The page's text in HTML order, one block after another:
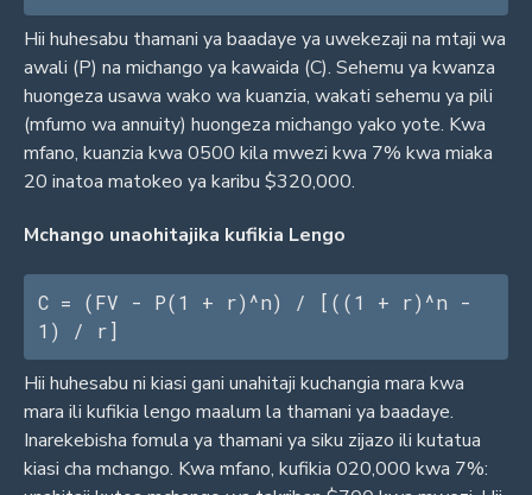
Hii huhesabu thamani ya baadaye ya uwekezaji na mtaji wa
awali (P) na michango ya kawaida (C). Sehemu ya kwanza
huongeza usawa wako wa kuanzia, wakati sehemu ya pili
(mfumo wa annuity) huongeza michango yako yote. Kwa
mfano, kuanzia kwa 0500 kila mwezi kwa 7% kwa miaka
20 inatoa matokeo ya karibu $320,000.
Mchango unaohitajika kufikia Lengo
C = (FV - P(1 + r)^n) / [((1 + r)^n -
1) / r]
Hii huhesabu ni kiasi gani unahitaji kuchangia mara kwa
mara ili kufikia lengo maalum la thamani ya baadaye.
Inarekebisha fomula ya thamani ya siku zijazo ili kutatua
kiasi cha mchango. Kwa mfano, kufikia 020,000 kwa 7%: